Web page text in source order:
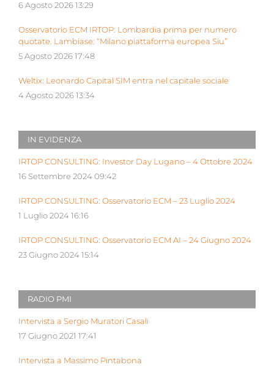
6 Agosto 2026 13:29
Osservatorio ECM IRTOP: Lombardia prima per numero
quotate. Lambiase: “Milano piattaforma europea Siu”
5 Agosto 2026 17:48
Weltix: Leonardo Capital SIM entra nel capitale sociale
4 Agosto 2026 13:34
IN EVIDENZA
IRTOP CONSULTING: Investor Day Lugano – 4 Ottobre 2024
16 Settembre 2024 09:42
IRTOP CONSULTING: Osservatorio ECM – 23 Luglio 2024
1 Luglio 2024 16:16
IRTOP CONSULTING: Osservatorio ECM AI – 24 Giugno 2024
23 Giugno 2024 15:14
RADIO PMI
Intervista a Sergio Muratori Casali
17 Giugno 2021 17:41
Intervista a Massimo Pintabona